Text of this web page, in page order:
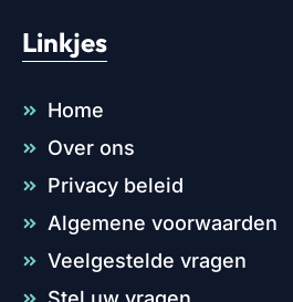
Linkjes
Home
Over ons
Privacy beleid
Algemene voorwaarden
Veelgestelde vragen